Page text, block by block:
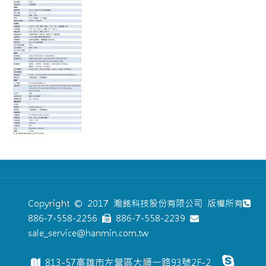
Copyright © 2017 瀚銘科技股份有限公司 版權所有
886-7-558-2256
886-7-558-2239
sale_service@hanmin.com.tw
813-57高雄市左營區大順一路93號2F-2